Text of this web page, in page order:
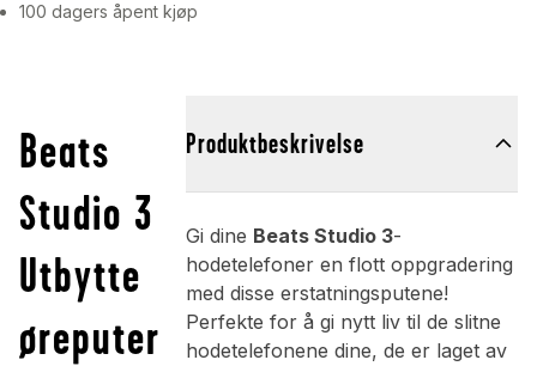
100 dagers åpent kjøp
Beats
Studio 3
Utbytte
øreputer
Produktbeskrivelse
Gi dine Beats Studio 3-
hodetelefoner en flott oppgradering
med disse erstatningsputene!
Perfekte for å gi nytt liv til de slitne
hodetelefonene dine, de er laget av